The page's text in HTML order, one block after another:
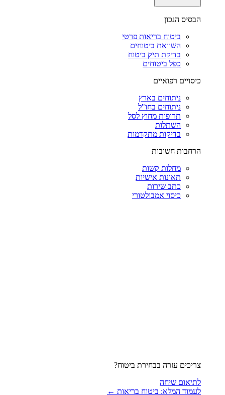
הבסיס הנכון
ביטוח בריאות פרטי
השוואת ביטוחים
בדיקת תיק ביטוח
כפל ביטוחים
כיסויים רפואיים
ניתוחים בארץ
ניתוחים בחו"ל
תרופות מחוץ לסל
השתלות
בדיקות מתקדמות
הרחבות חשובות
מחלות קשות
תאונות אישיות
כתב שירות
כיסוי אמבולטורי
צריכים עזרה בבחירת ביטוח?
לתיאום שיחה
לעמוד המלא: ביטוח בריאות ←